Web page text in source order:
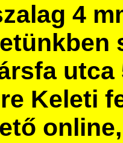
4
utca
Keleti